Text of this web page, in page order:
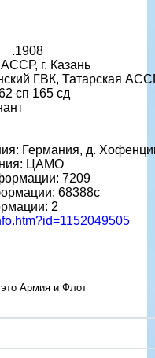
г. Казань
ГВК, Татарская
сп 165 сд
Германия, д.
ЦАМО
7209
68388с
2
Армия и Флот